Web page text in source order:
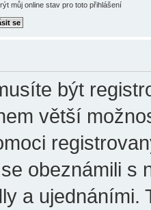
můj online stav pro toto přihlášení
být
větší
obeznámili s
a ujednáními.